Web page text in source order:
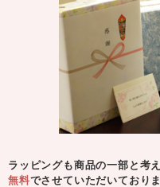
ラッピングも商品の一部と考え
無料でさせていただいておりま